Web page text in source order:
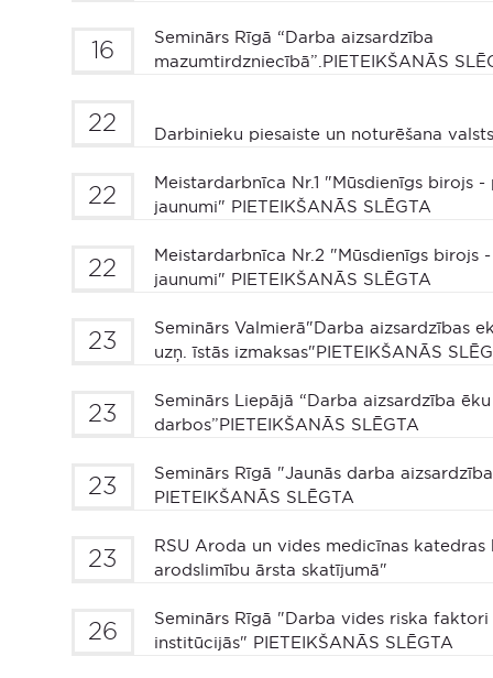
16
Seminārs Rīgā “Darba aizsardzība
mazumtirdzniecībā”.PIETEIKŠANĀS
22 Darbinieku piesaiste un noturēšana
22
Meistardarbnīca Nr.1 "Mūsdienīgs birojs
jaunumi" PIETEIKŠANĀS SLĒGTA
22
Meistardarbnīca Nr.2 "Mūsdienīgs birojs
jaunumi" PIETEIKŠANĀS SLĒGTA
23
Seminārs Valmierā"Darba aizsardzības
uzņ. īstās izmaksas"PIETEIKŠANĀS
23
Seminārs Liepājā “Darba aizsardzība
darbos”PIETEIKŠANĀS SLĒGTA
23
Seminārs Rīgā "Jaunās darba
PIETEIKŠANĀS SLĒGTA
23
RSU Aroda un vides medicīnas
arodslimību ārsta skatījumā"
26
Seminārs Rīgā "Darba vides riska
institūcijās" PIETEIKŠANĀS SLĒGTA